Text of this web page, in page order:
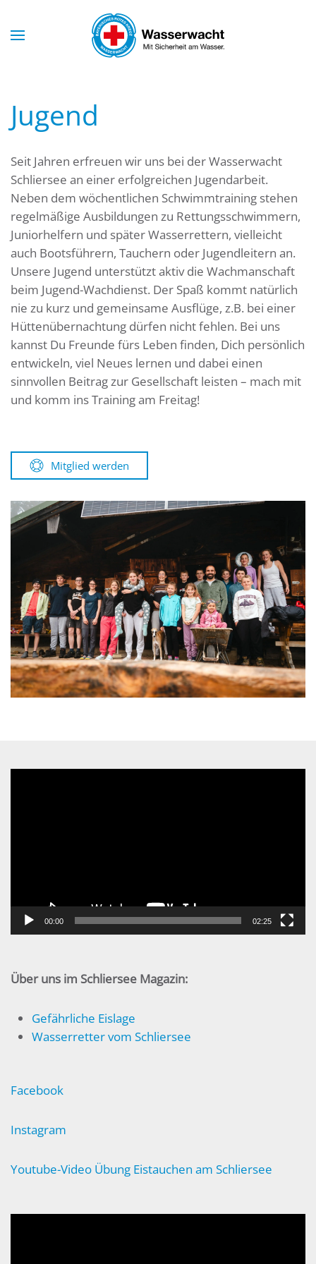
Skip to main content
Jugend
Seit Jahren erfreuen wir uns bei der Wasserwacht
Schliersee an einer erfolgreichen Jugendarbeit.
Neben dem wöchentlichen Schwimmtraining stehen
regelmäßige Ausbildungen zu Rettungsschwimmern,
Juniorhelfern und später Wasserrettern, vielleicht
auch Bootsführern, Tauchern oder Jugendleitern an.
Unsere Jugend unterstützt aktiv die Wachmanschaft
beim Jugend-Wachdienst. Der Spaß kommt natürlich
nie zu kurz und gemeinsame Ausflüge, z.B. bei einer
Hüttenübernachtung dürfen nicht fehlen. Bei uns
kannst Du Freunde fürs Leben finden, Dich persönlich
entwickeln, viel Neues lernen und dabei einen
sinnvollen Beitrag zur Gesellschaft leisten – mach mit
und komm ins Training am Freitag!
Mitglied werden
00:00 02:25
Über uns im Schliersee Magazin:
Gefährliche Eislage
Wasserretter vom Schliersee
Facebook
Instagram
Youtube-Video Übung Eistauchen am Schliersee